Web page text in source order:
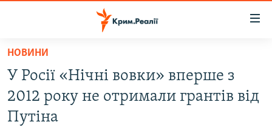
Перейти
основного
матеріалу
Перейти
до
ВІДЕО ТА ФОТО
НОВИНИ
У Росії «Нічні вовки» вперше з
2012 року не отримали грантів від
Путіна